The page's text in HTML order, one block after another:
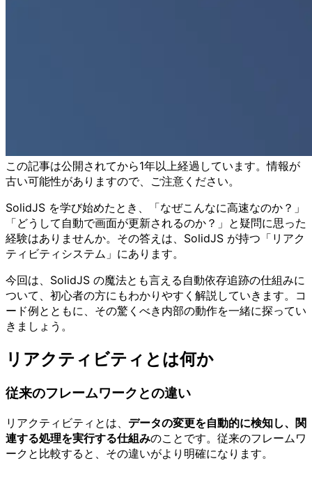
この記事は公開されてから1年以上経過しています。情報が
古い可能性がありますので、ご注意ください。
SolidJS を学び始めたとき、「なぜこんなに高速なのか？」
「どうして自動で画面が更新されるのか？」と疑問に思った
経験はありませんか。その答えは、SolidJS が持つ「リアク
ティビティシステム」にあります。
今回は、SolidJS の魔法とも言える自動依存追跡の仕組みに
ついて、初心者の方にもわかりやすく解説していきます。コ
ード例とともに、その驚くべき内部の動作を一緒に探ってい
きましょう。
リアクティビティとは何か
従来のフレームワークとの違い
リアクティビティとは、 データの変更を自動的に検知し、関
連する処理を実行する仕組みのことです。従来のフレームワ
ークと比較すると、その違いがより明確になります。